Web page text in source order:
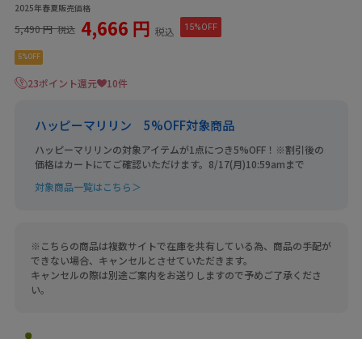
2025年春夏販売価格
5,490 円 税込 4,666 円 税込 15%OFF
5%OFF
23ポイント還元 10件
ハッピーマリリン 5%OFF対象商品
ハッピーマリリンの対象アイテムが1点につき5%OFF！※割引後の
価格はカートにてご確認いただけます。8/17(月)10:59amまで
対象商品一覧はこちら＞
※こちらの商品は複数サイトで在庫を共有している為、商品の手配が
できない場合、キャンセルとさせていただきます。
キャンセルの際は別途ご案内をお送りしますので予めご了承くださ
い。